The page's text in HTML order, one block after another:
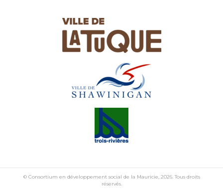
© Consortium en développement social de la Mauricie, 2026. Tous droits
réservés.